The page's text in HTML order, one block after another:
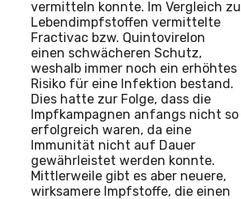
vermitteln konnte. Im Vergleich zu
Lebendimpfstoffen vermittelte
Fractivac bzw. Quintovirelon
einen schwächeren Schutz,
weshalb immer noch ein erhöhtes
Risiko für eine Infektion bestand.
Dies hatte zur Folge, dass die
Impfkampagnen anfangs nicht so
erfolgreich waren, da eine
Immunität nicht auf Dauer
gewährleistet werden konnte.
Mittlerweile gibt es aber neuere,
wirksamere Impfstoffe, die einen